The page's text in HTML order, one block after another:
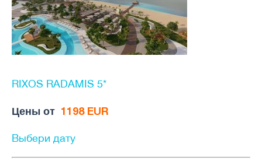
RIXOS RADAMIS 5*
Цены от 1198 EUR
Выбери дату